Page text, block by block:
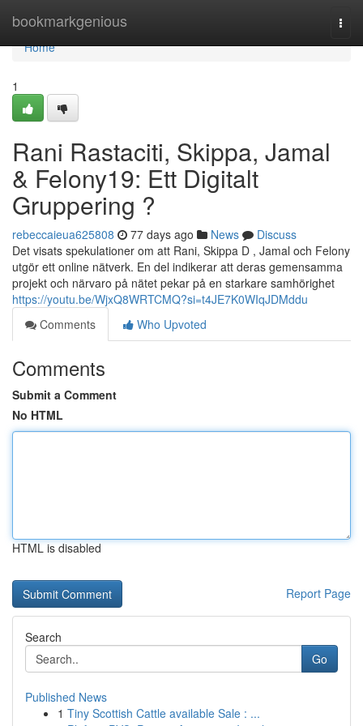
bookmarkgenious
Home
Home
1
Rani Rastaciti, Skippa, Jamal
& Felony19: Ett Digitalt
Gruppering ?
rebeccaieua625808 77 days ago News
Discuss
Det visats spekulationer om att Rani, Skippa D , Jamal och Felony
utgör ett online nätverk. En del indikerar att deras gemensamma
projekt och närvaro på nätet pekar på en starkare samhörighet
https://youtu.be/WjxQ8WRTCMQ?si=t4JE7K0WIqJDMddu
Comments
Who Upvoted
Comments
Submit a Comment
No HTML
HTML is disabled
Report Page
Search
Go
Published News
1 Tiny Scottish Cattle available Sale : ...